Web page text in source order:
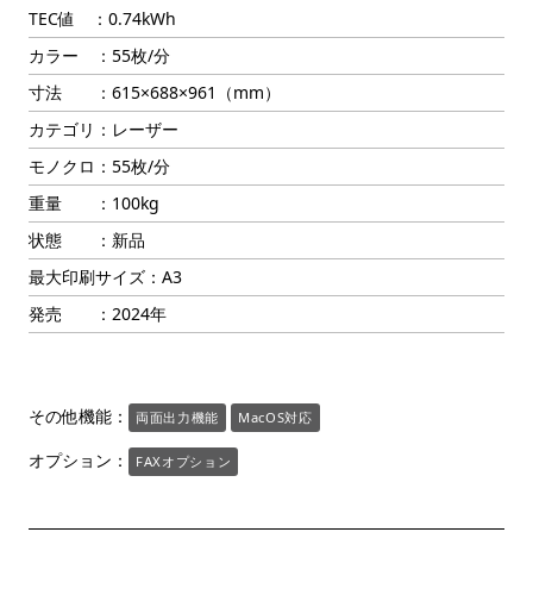
TEC値 ：0.74kWh
カラー ：55枚/分
寸法 ：615×688×961（mm）
カテゴリ：レーザー
モノクロ：55枚/分
重量 ：100kg
状態 ：新品
最大印刷サイズ：A3
発売 ：2024年
その他機能： 両面出力機能 MacOS対応
オプション： FAXオプション